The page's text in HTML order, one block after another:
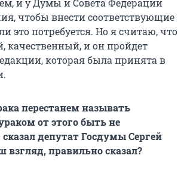
и у Думы и Совета Федерации
чтобы внести соответствующие
это потребуется. Но я считаю, что
качественный, и он пройдет
которая была принята в
перестанем называть
от этого быть не
сказал депутат Госдумы Сергей
взгляд, правильно сказал?